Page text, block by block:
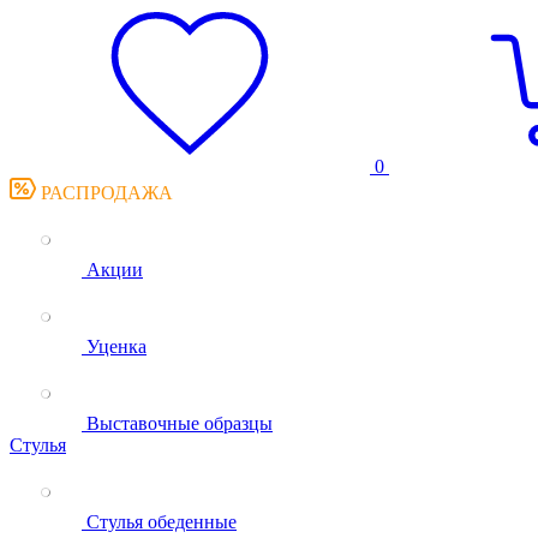
0
РАСПРОДАЖА
Акции
Уценка
Выставочные образцы
Стулья
Стулья обеденные